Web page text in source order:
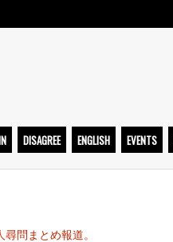
DISAGREE ENGLISH EVENTS
問まとめ報道。